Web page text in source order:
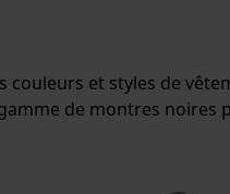
et styles de
de montres